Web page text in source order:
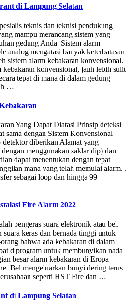
di Lampung Selatan
teknis dan teknisi pendukung
mampu merancang sistem yang
gedung Anda. Sistem alarm
analog mengatasi banyak keterbatasan
sistem alarm kebakaran konvensional.
kebakaran konvensional, jauh lebih sulit
tepat di mana di dalam gedung
…
Yang Dapat Diatasi Prinsip deteksi
sama dengan Sistem Konvensional
detektor diberikan Alamat yang
menggunakan saklar dip) dan
dapat menentukan dengan tepat
mana yang telah memulai alarm. .
sebagai loop dan hingga 99
Fire Alarm 2022
pengeras suara elektronik atau bel.
suara keras dan bernada tinggi untuk
bahwa ada kebakaran di dalam
diprogram untuk membunyikan nada
besar alarm kebakaran di Eropa
Bel mengeluarkan bunyi dering terus
seperti HST Fire dan …
di Lampung Selatan